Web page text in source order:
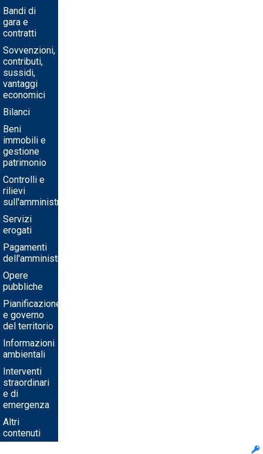
Bandi di
gara e
contratti
Sovvenzioni,
contributi,
sussidi,
vantaggi
economici
Bilanci
Beni
immobili e
gestione
patrimonio
Controlli e
rilievi
sull'amministrazione
Servizi
erogati
Pagamenti
dell'amministrazione
Opere
pubbliche
Pianificazione
e governo
del territorio
Informazioni
ambientali
Interventi
straordinari
e di
emergenza
Altri
contenuti